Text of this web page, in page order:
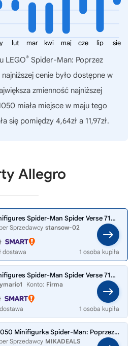
sie
lip
cze
maj
kwi
mar
lut
LEGO® Spider-Man: Poprzez
najniższej cenie było dostępne w
zmienność najniższej
miała miejsce w maju tego
się pomiędzy 4,64zł a 11,97zł.
Allegro
Lego Minifigures Spider-Man Spider Verse 71050 Sun-Spider #8
Sprzedawcy stansow-02
dostawa
1 osoba kupiła
Lego Minifigures Spider-Man Spider Verse 71050 Sun-Spider #8
Konto: Firma
1 osoba kupiła
LEGO 71050 Minifigurka Spider-Man: Poprzez multiwersum 1 szt.
Sprzedawcy MIKADEALS